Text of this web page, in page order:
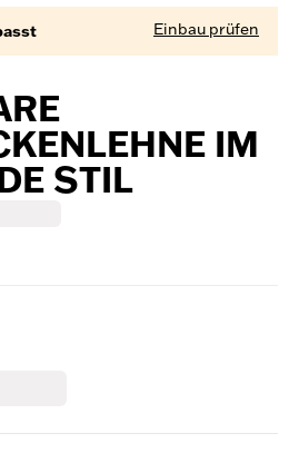
Einbau prüfen
IM
STIL